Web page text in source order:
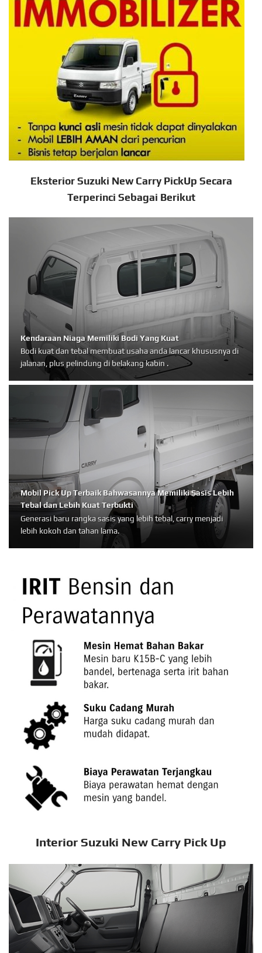
Eksterior Suzuki New Carry PickUp Secara
Terperinci Sebagai Berikut
Kendaraan Niaga Memiliki Bodi Yang Kuat
Bodi kuat dan tebal membuat usaha anda lancar khususnya di
jalanan, plus pelindung di belakang kabin .
Mobil Pick Up Terbaik Bahwasannya Memiliki Sasis Lebih
Tebal dan Lebih Kuat Terbukti
Generasi baru rangka sasis yang lebih tebal, carry menjadi
lebih kokoh dan tahan lama.
Interior Suzuki New Carry Pick Up